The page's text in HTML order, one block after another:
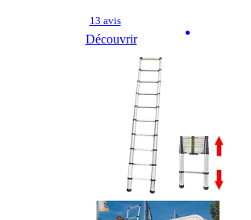
13 avis
Découvrir